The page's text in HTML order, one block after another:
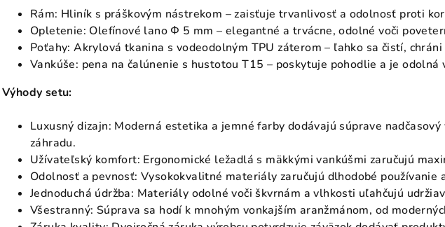
Rám: Hliník s práškovým nástrekom – zaisťuje trvanlivosť a odolnosť proti
Opletenie: Olefínové lano Φ 5 mm – elegantné a trvácne, odolné voči
Poťahy: Akrylová tkanina s vodeodolným TPU záterom – ľahko sa čistí,
Vankúše: pena na čalúnenie s hustotou T15 – poskytuje pohodlie a je odolná
Výhody setu:
Luxusný dizajn: Moderná estetika a jemné farby dodávajú súprave
záhradu.
Užívateľský komfort: Ergonomické ležadlá s mäkkými vankúšmi zaručujú
Odolnosť a pevnosť: Vysokokvalitné materiály zaručujú dlhodobé používanie
Jednoduchá údržba: Materiály odolné voči škvrnám a vlhkosti uľahčujú
Všestranný: Súprava sa hodí k mnohým vonkajším aranžmánom, od